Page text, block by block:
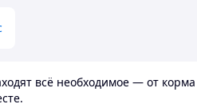
всё необходимое — от